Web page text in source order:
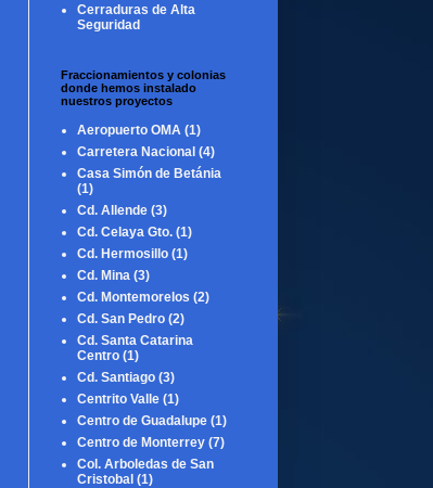
Cerraduras de Alta
Seguridad
Fraccionamientos y colonias
donde hemos instalado
nuestros proyectos
Aeropuerto OMA (1)
Carretera Nacional (4)
Casa Simón de Betánia
(1)
Cd. Allende (3)
Cd. Celaya Gto. (1)
Cd. Hermosillo (1)
Cd. Mina (3)
Cd. Montemorelos (2)
Cd. San Pedro (2)
Cd. Santa Catarina
Centro (1)
Cd. Santiago (3)
Centrito Valle (1)
Centro de Guadalupe (1)
Centro de Monterrey (7)
Col. Arboledas de San
Cristobal (1)